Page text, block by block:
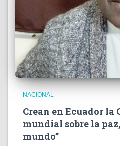
NACIONAL
Crean en Ecuador la
mundial sobre la
mundo”